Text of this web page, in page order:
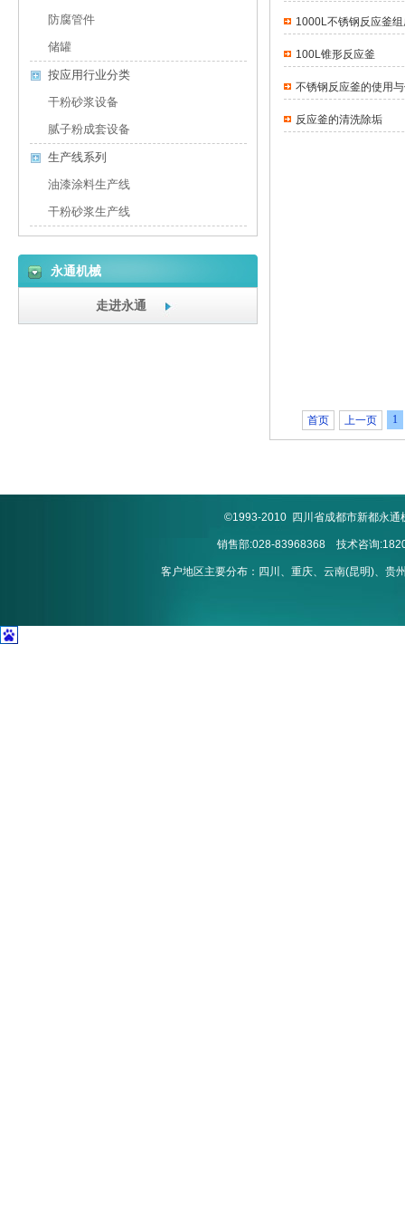
1000L不锈钢反应釜
100L锥形反应釜
不锈钢反应釜的使用
反应釜的清洗除垢
首页 上一页 1
防腐管件
储罐
按应用行业分类
干粉砂浆设备
腻子粉成套设备
生产线系列
油漆涂料生产线
干粉砂浆生产线
永通机械
走进永通
©1993-2010 四川省成都市新都永
销售部:028-83968368 技术咨询
客户地区主要分布：四川、重庆、云南(昆明)、贵